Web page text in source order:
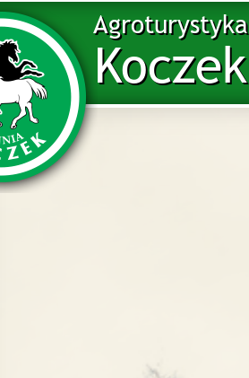
Agroturystyka
Koczek